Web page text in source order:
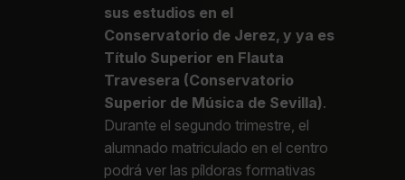
sus estudios en el
Conservatorio de Jerez, y ya es
Título Superior en Flauta
Travesera (Conservatorio
Superior de Música de Sevilla).
Durante el segundo trimestre, el
alumnado matriculado en el centro
podrá ver las píldoras formativas